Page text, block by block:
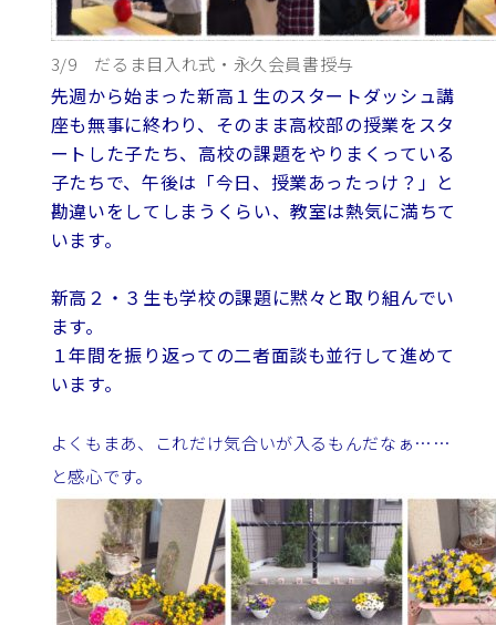
3/9 だるま目入れ式・永久会員書授与
先週から始まった新高１生のスタートダッシュ講
座も無事に終わり、そのまま高校部の授業をスタ
ートした子たち、高校の課題をやりまくっている
子たちで、午後は「今日、授業あったっけ？」と
勘違いをしてしまうくらい、教室は熱気に満ちて
います。
新高２・３生も学校の課題に黙々と取り組んでい
ます。
１年間を振り返っての二者面談も並行して進めて
います。
よくもまあ、これだけ気合いが入るもんだなぁ……
と感心です。